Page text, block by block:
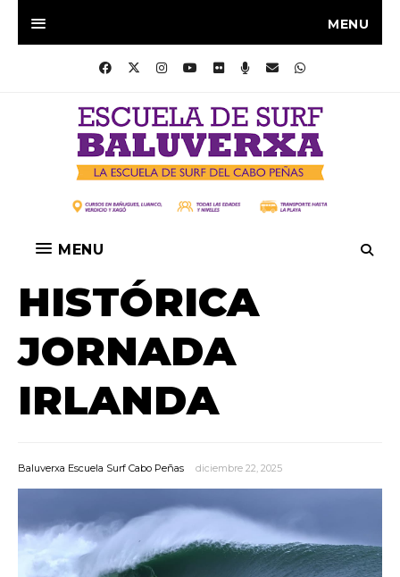
MENU
MENU
HISTÓRICA
JORNADA
IRLANDA
Baluverxa Escuela Surf Cabo Peñas diciembre 22, 2025